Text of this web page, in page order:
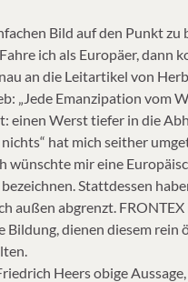
Bild auf den Punkt
ich als Europäer, dann
an die Leitartikel von
„Jede Emanzipation vom
einen Werst tiefer in die
hat mich seither
wünschte mir eine
Stattdessen
außen abgrenzt.
dienen diesem rein
Heers obige